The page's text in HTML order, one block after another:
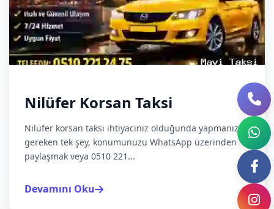
Nilüfer Korsan Taksi
Nilüfer korsan taksi ihtiyacınız olduğunda yapmanız
gereken tek şey, konumunuzu WhatsApp üzerinden
paylaşmak veya 0510 221...
Devamını Oku